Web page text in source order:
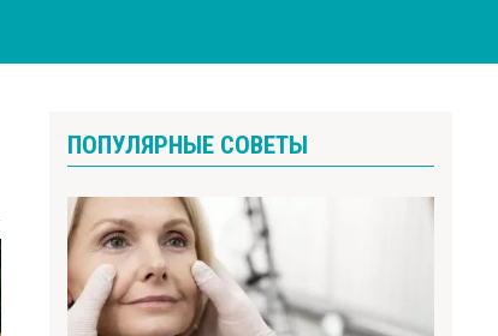
ПОПУЛЯРНЫЕ СОВЕТЫ